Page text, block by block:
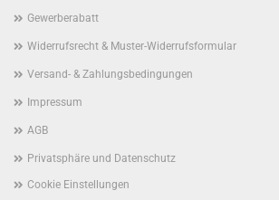
Gewerberabatt
Widerrufsrecht & Muster-Widerrufsformular
Versand- & Zahlungsbedingungen
Impressum
AGB
Privatsphäre und Datenschutz
Cookie Einstellungen